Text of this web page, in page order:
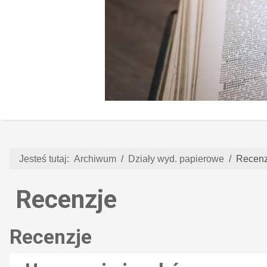
Jesteś tutaj: Archiwum Działy wyd. papierowe
Recenzje
Recenzje